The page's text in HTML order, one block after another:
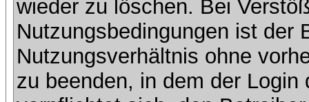
wieder zu löschen. Bei
Nutzungsbedingungen ist der
Nutzungsverhältnis ohne
zu beenden, in dem der